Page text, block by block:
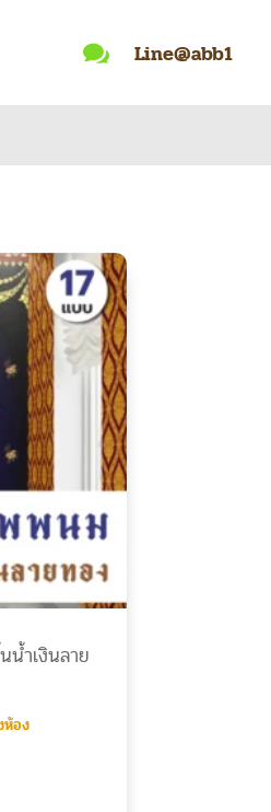
 Line@abb1
น้ำเงินลาย
ห้อง